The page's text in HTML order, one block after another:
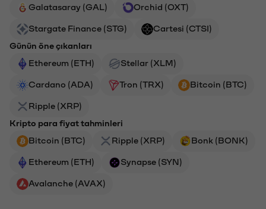
Galatasaray (GAL) Orchid (OXT)
Stargate Finance (STG)
Cartesi (CTSI)
Günün öne çıkanları
Ethereum (ETH)
Stellar (XLM)
Cardano (ADA) Tron (TRX) Bitcoin (BTC)
Ripple (XRP)
Kripto para fiyat tahminleri
Bitcoin (BTC)
Ripple (XRP) Bonk (BONK)
Ethereum (ETH) Synapse (SYN)
Avalanche (AVAX)